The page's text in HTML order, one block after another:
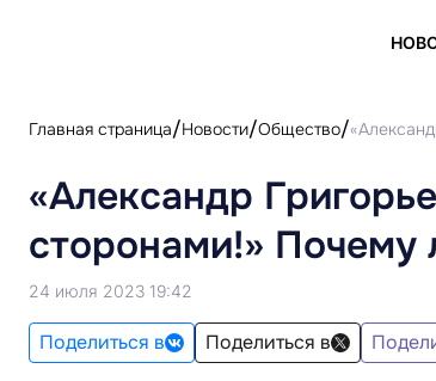
Главная страница Новости Общество
«Александр
сторонами!»
24 июля 2023 19:42
Поделиться в Поделиться в